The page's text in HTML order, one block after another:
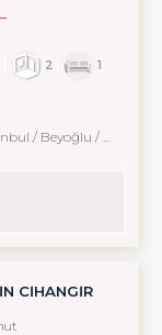
2
1
/ Beyoğlu / Arapcami
CIHANGIR